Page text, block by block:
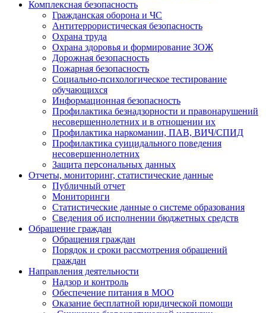
Комплексная безопасность
Гражданская оборона и ЧС
Антитеррористическая безопасность
Охрана труда
Охрана здоровья и формирование ЗОЖ
Дорожная безопасность
Пожарная безопасность
Социально-психологическое тестирование
обучающихся
Информационная безопасность
Профилактика безнадзорности и правонарушений
несовершеннолетних и в отношении их
Профилактика наркомании, ПАВ, ВИЧ/СПИД
Профилактика суицидального поведения
несовершеннолетних
Защита персональных данных
Отчеты, мониторинг, статистические данные
Публичный отчет
Мониторинги
Статистические данные о системе образования
Сведения об исполнении бюджетных средств
Обращение граждан
Обращения граждан
Порядок и сроки рассмотрения обращений
граждан
Направления деятельности
Надзор и контроль
Обеспечение питания в МОО
Оказание бесплатной юридической помощи